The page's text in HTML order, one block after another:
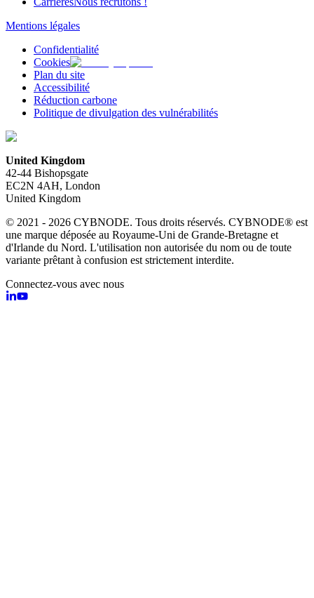
Mentions légales
Confidentialité
Cookies
Plan du site
Accessibilité
Réduction carbone
Politique de divulgation des vulnérabilités
United Kingdom
42-44 Bishopsgate
EC2N 4AH, London
United Kingdom
© 2021 - 2026 CYBNODE. Tous droits réservés. CYBNODE® est
une marque déposée au Royaume-Uni de Grande-Bretagne et
d'Irlande du Nord. L'utilisation non autorisée du nom ou de toute
variante prêtant à confusion est strictement interdite.
Connectez-vous avec nous